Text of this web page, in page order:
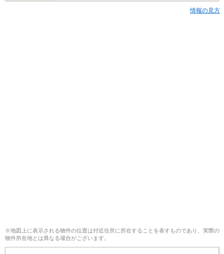
情報の見方
※地図上に表示される物件の位置は付近住所に所在することを表すものであり、実際の
物件所在地とは異なる場合がございます。